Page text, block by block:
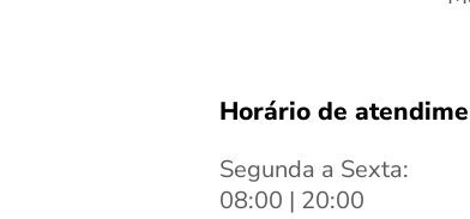
Horário de
Segunda a Sexta:
08:00 | 20:00